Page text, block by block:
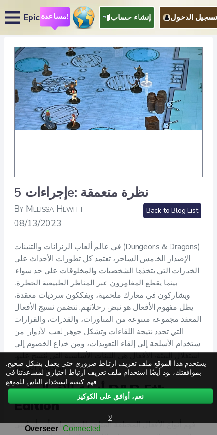
Epic مساعدة! إنشاء حساب تسجيل الدخول
إجراءات 5e: نظرة متعمقة
By Melissa Hewitt
08/13/2023
Back to Blog List
في عالم ألعاب الزنزانات والتنينات (Dungeons & Dragons)
الإصدار الخامس الساحر، تعتمد كل تطورات الأحداث على
الخيارات التي يتخذها الشخصيات والمخلوقات على حد سواء.
بينما يقطع المغامِرون عبر المناظر الطبيعية الخطرة،
ويشاركون في معارك ملحمية، ويفككون سرديات معقدة،
يظل مفهوم الأفعال هو نبض رحلاتهم. تتضمن نسيج الأفعال
المعقد مجموعة متنوعة من المناورات، والقدرات، والقرارات
التي تحدد نتيجة اللقاءات وتشكل جوهر لعب الأدوار. من
استخدام الأسلحة إلى إلقاء التعويذات، ومن خداع الخصوم إلى
استغلال البيئة، الأفعال هي اللبنات الأساسية التي تُنسج عليها
الحكايات الجريئة.
أنواع الأفعال في D&D 5th
Edition
فهم أنواع الأفعال المختلفة المتاحة للشخصيات أمر أساسي
يستخدم هذا الموقع ملف تعريف ارتباط ضروري حتى يعمل بشكل صحيح.
بموافقتك، نود أيضًا استخدام ملف تعريف ارتباط اختياري لمساعدتنا في
فهم كيفية استخدام الناس للموقع.
نعم، أوافق على الكوكيز
لا